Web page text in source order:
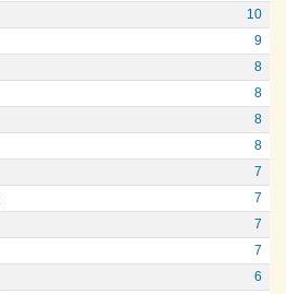
10
9
8
8
8
8
7
7
7
7
6